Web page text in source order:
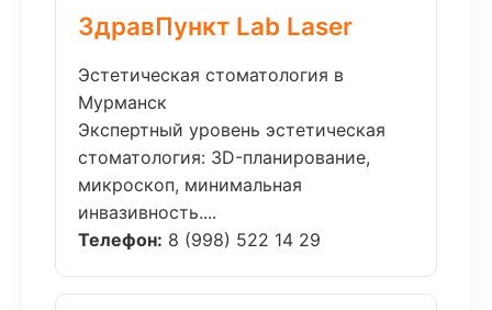
ЗдравПункт Lab Laser
Эстетическая стоматология в
Мурманск
Экспертный уровень эстетическая
стоматология: 3D-планирование,
микроскоп, минимальная
инвазивность....
Телефон: 8 (998) 522 14 29